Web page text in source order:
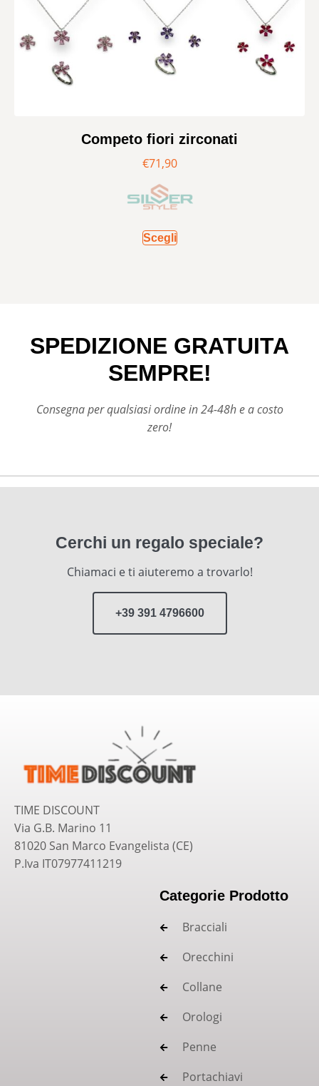
Competo fiori zirconati
€71,90
Scegli
SPEDIZIONE GRATUITA
SEMPRE!
Consegna per qualsiasi ordine in 24-48h e a costo
zero!
Cerchi un regalo speciale?
Chiamaci e ti aiuteremo a trovarlo!
+39 391 4796600
TIME DISCOUNT
Via G.B. Marino 11
81020 San Marco Evangelista (CE)
P.Iva IT07977411219
Categorie Prodotto
Bracciali
Orecchini
Collane
Orologi
Penne
Portachiavi